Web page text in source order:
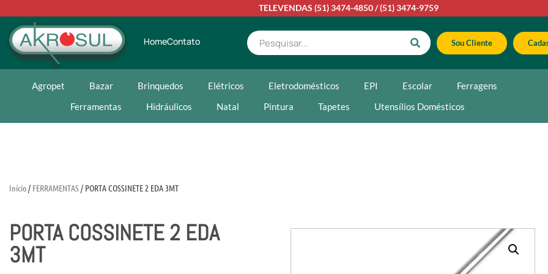
TELEVENDAS (51) 3474-4850/(51) 3474-9759
HomeContato Sou Cliente
Agropet Bazar Brinquedos Elétricos Eletrodomésticos EPI Escolar
Ferragens
Ferramentas
Hidráulicos Natal Pintura Tapetes Utensílios Domésticos
Início/ FERRAMENTAS/ PORTA COSSINETE 2 EDA 3MT
PORTA COSSINETE 2 EDA
3MT